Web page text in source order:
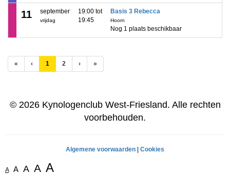
11 september
vrijdag
19:00 tot
19:45
Basis 3 Rebecca
Hoorn
Nog 1 plaats beschikbaar
« ‹ 1 (huidige)
2 › »
© 2026 Kynologenclub West-Friesland. Alle rechten
voorbehouden.
Algemene voorwaarden Cookies
A A A A A